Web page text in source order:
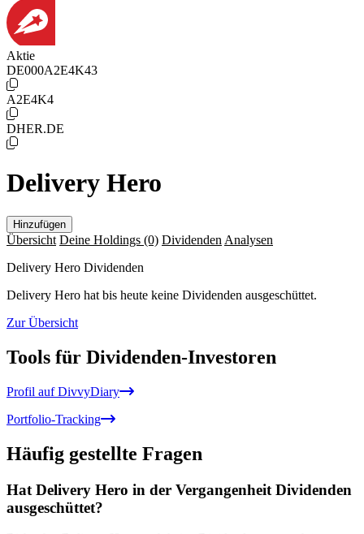
Aktie
DE000A2E4K43
A2E4K4
DHER.DE
Delivery Hero
Hinzufügen
Übersicht Deine Holdings (0) Dividenden Analysen
Delivery Hero Dividenden
Delivery Hero hat bis heute keine Dividenden ausgeschüttet.
Zur Übersicht
Tools für Dividenden-Investoren
Profil auf DivvyDiary
Portfolio-Tracking
Häufig gestellte Fragen
Hat Delivery Hero in der Vergangenheit Dividenden
ausgeschüttet?